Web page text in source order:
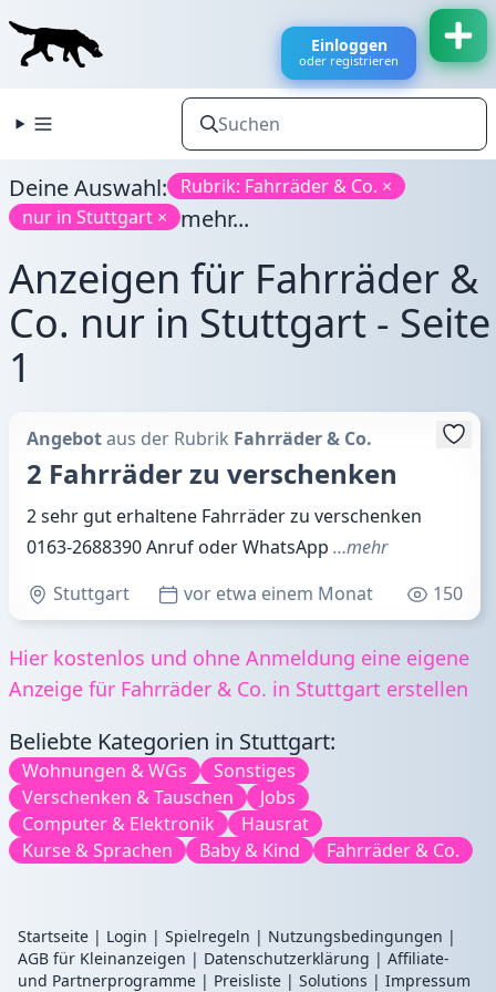
Einloggen
oder registrieren
Deine Auswahl:
Rubrik: Fahrräder & Co. ×
nur in Stuttgart ×
mehr...
Anzeigen für Fahrräder &
Co. nur in Stuttgart - Seite
1
Angebotaus der Rubrik Fahrräder & Co.
2 Fahrräder zu verschenken
2 sehr gut erhaltene Fahrräder zu verschenken
0163-2688390 Anruf oder WhatsApp …mehr
Stuttgart
vor etwa einem Monat 150
Hier kostenlos und ohne Anmeldung eine eigene
Anzeige für Fahrräder & Co. in Stuttgart erstellen
Beliebte Kategorien in Stuttgart:
Wohnungen & WGs
Sonstiges
Verschenken & Tauschen
Jobs
Computer & Elektronik
Hausrat
Kurse & Sprachen
Baby & Kind Fahrräder & Co.
Startseite | Login | Spielregeln | Nutzungsbedingungen |
AGB für Kleinanzeigen | Datenschutzerklärung | Affiliate-
und Partnerprogramme | Preisliste | Solutions | Impressum